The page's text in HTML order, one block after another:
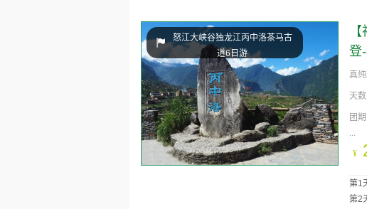
怒江大峡谷独龙江丙中洛茶马古
道6日游
登
真
天数
团
...
¥
第1
第2